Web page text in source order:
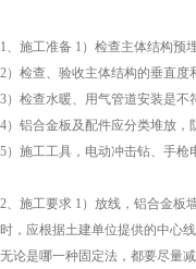
1、施工准备 1）检查主体结构预
2）检查、验收主体结构的垂直度
3）检查水暖、用气管道安装是不
4）铝合金板及配件应分类堆放，
5）施工工具，电动冲击钻、手
2、施工要求 1）放线，铝合金板
时，应根据土建单位提供的中心
无论是哪一种固定法，都要尽量